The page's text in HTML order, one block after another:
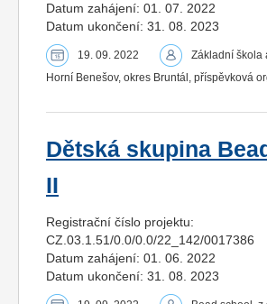
Datum zahájení: 01. 07. 2022
Datum ukončení: 31. 08. 2023
19. 09. 2022
Základní škola
Horní Benešov, okres Bruntál, příspěvková
Dětská skupina
II
Registrační číslo projektu:
CZ.03.1.51/0.0/0.0/22_142/0017386
Datum zahájení: 01. 06. 2022
Datum ukončení: 31. 08. 2023